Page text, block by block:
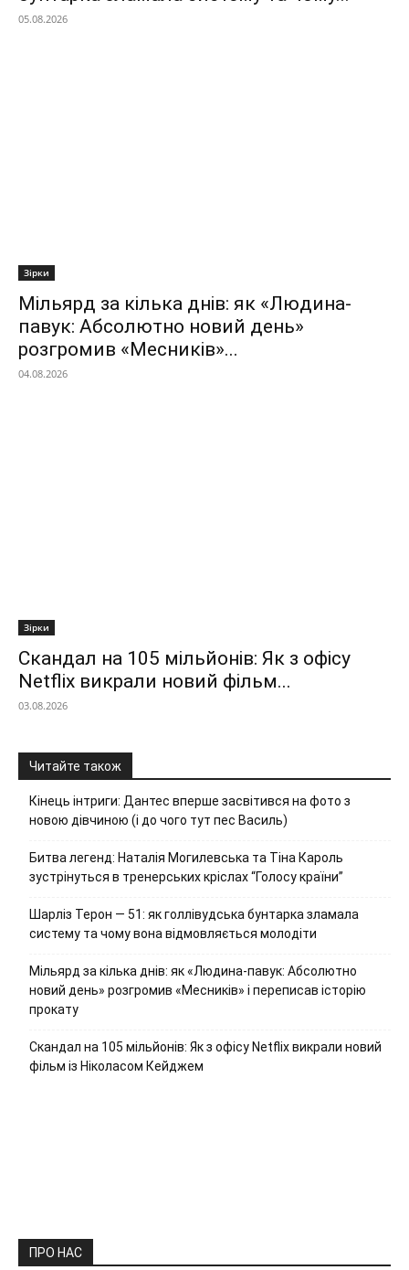
05.08.2026
Зірки
Мільярд за кілька днів: як «Людина-
павук: Абсолютно новий день»
розгромив «Месників»...
04.08.2026
Зірки
Скандал на 105 мільйонів: Як з офісу
Netflix викрали новий фільм...
03.08.2026
Читайте також
Кінець інтриги: Дантес вперше засвітився на фото з
новою дівчиною (і до чого тут пес Василь)
Битва легенд: Наталія Могилевська та Тіна Кароль
зустрінуться в тренерських кріслах “Голосу країни”
Шарліз Терон — 51: як голлівудська бунтарка зламала
систему та чому вона відмовляється молодіти
Мільярд за кілька днів: як «Людина-павук: Абсолютно
новий день» розгромив «Месників» і переписав історію
прокату
Скандал на 105 мільйонів: Як з офісу Netflix викрали новий
фільм із Ніколасом Кейджем
ПРО НАС